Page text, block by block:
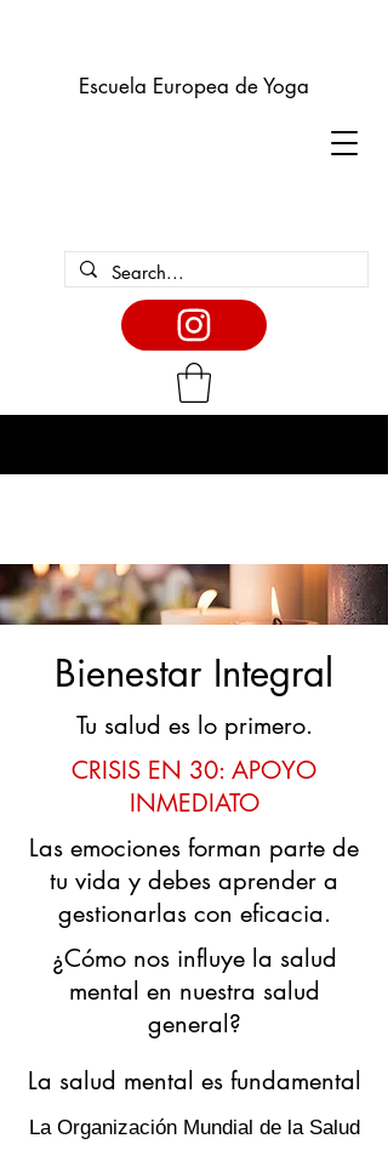
Escuela Europea de Yoga
Bienestar Integral
Tu salud es lo primero.
CRISIS EN 30: APOYO
INMEDIATO
Las emociones forman parte de
tu vida y debes aprender a
gestionarlas con eficacia.
¿Cómo nos influye la salud
mental en nuestra salud
general?
La salud mental es fundamental
La Organización Mundial de la Salud